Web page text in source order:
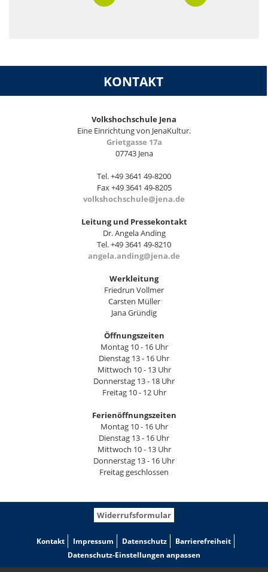
KONTAKT
Volkshochschule Jena
Eine Einrichtung von JenaKultur.
Grietgasse 17a
07743 Jena
Tel. +49 3641 49-8200
Fax +49 3641 49-8205
volkshochschule@jena.de
Leitung und Pressekontakt
Dr. Angela Anding
Tel. +49 3641 49-8210
angela.anding@jena.de
Werkleitung
Friedrun Vollmer
Carsten Müller
Jana Gründig
Öffnungszeiten
Montag 10 - 16 Uhr
Dienstag 13 - 16 Uhr
Mittwoch 10 - 13 Uhr
Donnerstag 13 - 18 Uhr
Freitag 10 - 12 Uhr
Ferienöffnungszeiten
Montag 10 - 16 Uhr
Dienstag 13 - 16 Uhr
Mittwoch 10 - 13 Uhr
Donnerstag 13 - 16 Uhr
Freitag geschlossen
Widerrufsformular
Kontakt Impressum Datenschutz
Barrierefreiheit
Datenschutz-Einstellungen anpassen